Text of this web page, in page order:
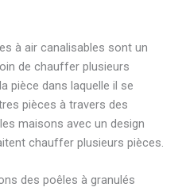
à air canalisables sont un
de chauffer plusieurs
pièce dans laquelle il se
pièces à travers des
maisons avec un design
chauffer plusieurs pièces.
des poêles à granulés